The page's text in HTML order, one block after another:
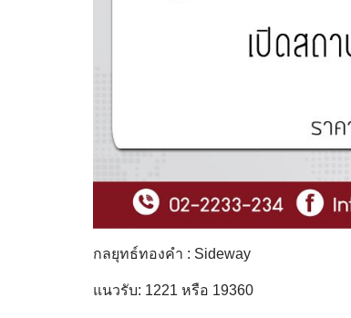
กลยุทธ์ทองคำ : Sideway
แนวรับ: 1221 หรือ 19360